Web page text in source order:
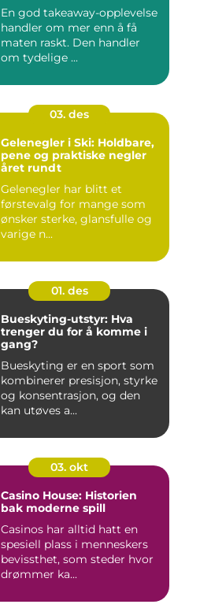
En god takeaway-opplevelse
handler om mer enn å få
maten raskt. Den handler
om tydelige ...
03. des
Gelenegler i Ski: Holdbare,
pene og praktiske negler
året rundt
Gelenegler har blitt et
førstevalg for mange som
ønsker sterke, glansfulle og
varige n...
01. des
Bueskyting-utstyr: Hva
trenger du for å komme i
gang?
Bueskyting er en sport som
kombinerer presisjon, styrke
og konsentrasjon, og den
kan utøves a...
03. okt
Casino House: Historien
bak moderne spill
Casinos har alltid hatt en
spesiell plass i menneskers
bevissthet, som steder hvor
drømmer ka...